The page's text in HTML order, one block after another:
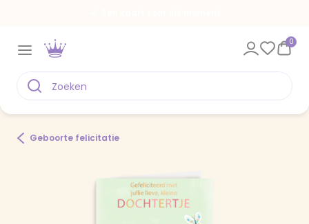
0
Geboorte felicitatie